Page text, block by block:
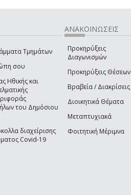
Τμημάτων
σου
Ηθικής και
του Δημόσιου
διαχείρισης
Covid-19
ΑΝΑΚΟΙΝΩΣΕΙΣ
Προκηρύξεις
Διαγωνισμών
Προκηρύξεις Θέσεων
Βραβεία / Διακρίσεις
Διοικητικά Θέματα
Μεταπτυχιακά
Φοιτητική Μέριμνα